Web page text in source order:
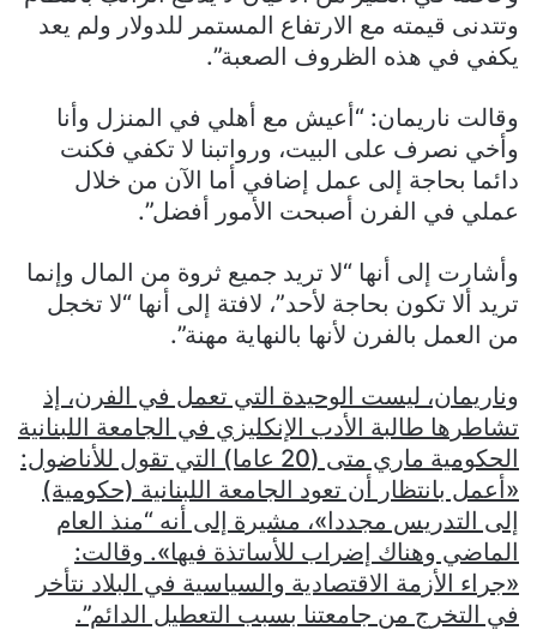
وتتدنى قيمته مع الارتفاع المستمر للدولار ولم يعد
يكفي في هذه الظروف الصعبة”.
وقالت ناريمان: “أعيش مع أهلي في المنزل وأنا
وأخي نصرف على البيت، ورواتبنا لا تكفي فكنت
دائما بحاجة إلى عمل إضافي أما الآن من خلال
عملي في الفرن أصبحت الأمور أفضل”.
وأشارت إلى أنها “لا تريد جميع ثروة من المال وإنما
تريد ألا تكون بحاجة لأحد”، لافتة إلى أنها “لا تخجل
من العمل بالفرن لأنها بالنهاية مهنة”.
وناريمان، ليست الوحيدة التي تعمل في الفرن، إذ
تشاطرها طالبة الأدب الإنكليزي في الجامعة اللبنانية
الحكومية ماري متى (20 عاما) التي تقول للأناضول:
«أعمل بانتظار أن تعود الجامعة اللبنانية (حكومية)
إلى التدريس مجددا»، مشيرة إلى أنه “منذ العام
الماضي وهناك إضراب للأساتذة فيها». وقالت:
«جراء الأزمة الاقتصادية والسياسية في البلاد نتأخر
في التخرج من جامعتنا بسبب التعطيل الدائم”.